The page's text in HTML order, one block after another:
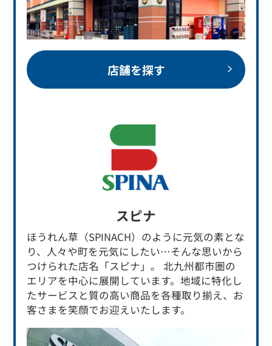
店舗を探す
スピナ
ほうれん草（SPINACH）のように元気の素とな
り、人々や町を元気にしたい…そんな思いから
つけられた店名「スピナ」。 北九州都市圏の
エリアを中心に展開しています。地域に特化し
たサービスと質の高い商品を各種取り揃え、お
客さまを笑顔でお迎えいたします。